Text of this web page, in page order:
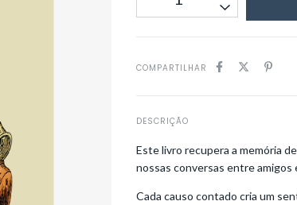
COMPARTILHAR
DESCRIÇÃO
Este livro recupera a memória
nossas conversas entre amigos
Cada causo contado cria um